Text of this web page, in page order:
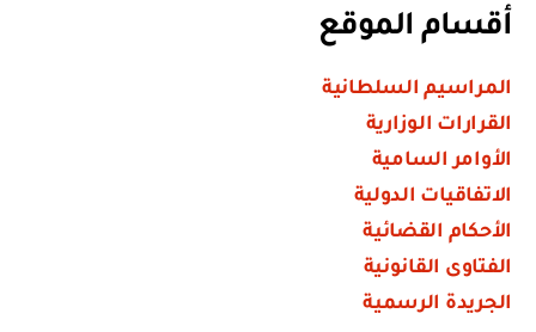
أقسام الموقع
المراسيم السلطانية
القرارات الوزارية
الأوامر السامية
الاتفاقيات الدولية
الأحكام القضائية
الفتاوى القانونية
الجريدة الرسمية